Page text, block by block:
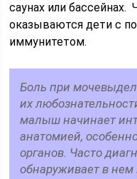
саунах или бассейнах.
оказываются дети с
иммунитетом.
Боль при
их
малыш начинает
анатомией,
органов. Часто
обнаруживает в